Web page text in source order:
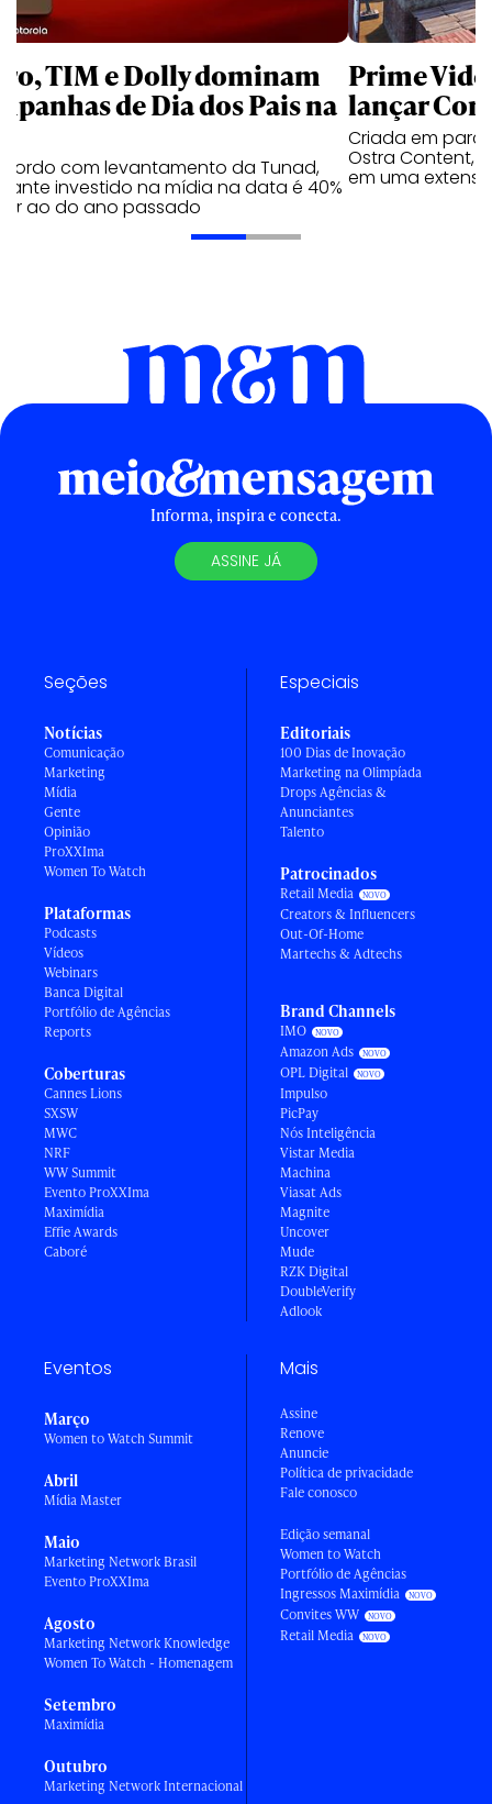
TIM e Dolly dominam
de Dia dos Pais na
com levantamento da Tunad,
investido na mídia na data é 40%
ao do ano passado
Prime
lançar
Criada em
Ostra Content,
em uma
Informa, inspira e conecta.
ASSINE JÁ
Seções
Notícias
Comunicação
Marketing
Mídia
Gente
Opinião
ProXXIma
Women To Watch
Plataformas
Podcasts
Vídeos
Webinars
Banca Digital
Portfólio de Agências
Reports
Coberturas
Cannes Lions
SXSW
MWC
NRF
WW Summit
Evento ProXXIma
Maximídia
Effie Awards
Caboré
Especiais
Editoriais
100 Dias de Inovação
Marketing na Olimpíada
Drops Agências &
Anunciantes
Talento
Patrocinados
Retail Media
Creators & Influencers
Out-Of-Home
Martechs & Adtechs
Brand Channels
IMO
Amazon Ads
OPL Digital
Impulso
PicPay
Nós Inteligência
Vistar Media
Machina
Viasat Ads
Magnite
Uncover
Mude
RZK Digital
DoubleVerify
Adlook
Eventos
Março
Women to Watch Summit
Abril
Mídia Master
Maio
Marketing Network Brasil
Evento ProXXIma
Agosto
Marketing Network Knowledge
Women To Watch - Homenagem
Setembro
Maximídia
Outubro
Marketing Network Internacional
Mais
Assine
Renove
Anuncie
Política de privacidade
Fale conosco
Edição semanal
Women to Watch
Portfólio de Agências
Ingressos Maximídia
Convites WW
Retail Media